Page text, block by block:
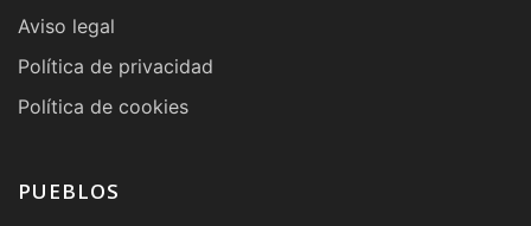
Aviso legal
Política de privacidad
Política de cookies
PUEBLOS